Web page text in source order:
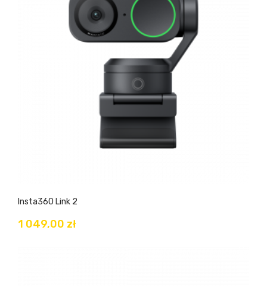
Insta360 Link 2
1 049,00 zł